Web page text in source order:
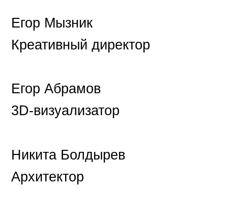
Егор Мызник
Креативный директор
Егор Абрамов
3D-визуализатор
Никита Болдырев
Архитектор